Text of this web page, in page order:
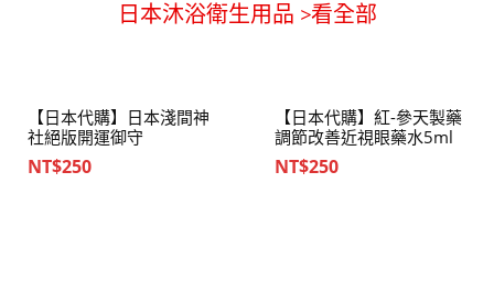
日本沐浴衛生用品 >看全部
【日本代購】日本淺間神
社絕版開運御守
NT$250
【日本代購】紅-參天製藥
調節改善近視眼藥水5ml
NT$250